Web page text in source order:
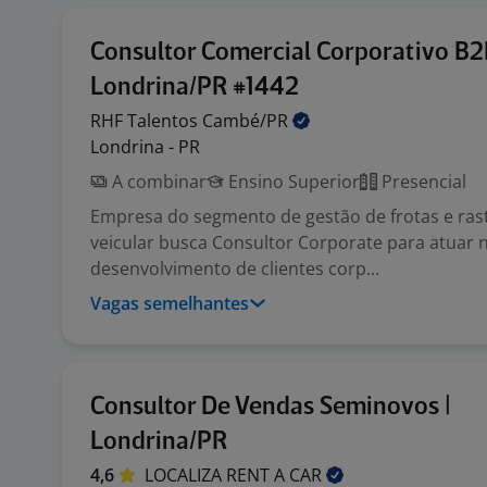
Consultor Comercial Corporativo
Londrina/PR #1442
RHF Talentos Cambé/PR
Londrina - PR
A combinar
Ensino Superior
Presencial
Empresa do segmento de gestão de frotas e
veicular busca Consultor Corporate para atuar
desenvolvimento de clientes corp...
Vagas semelhantes
Consultor De Vendas Seminovos |
Londrina/PR
4,6 LOCALIZA RENT A CAR